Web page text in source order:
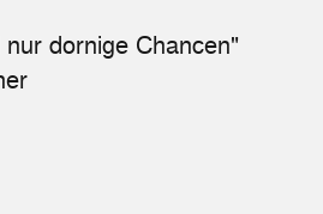
nur dornige Chancen"